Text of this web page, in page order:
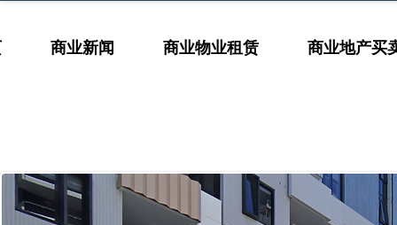
商业新闻 商业物业租赁 商业地产买